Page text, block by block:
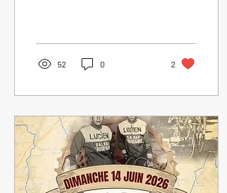
remporter le Tour de France
en 1924, avant de récidiver
en 1925. Pour rendre
et Laurent enfourcheront
leurs magnifiques
Automoto de 1923, prêtes à
relever le défi des mythiques
Strade Bianche et de leurs
chemins de terre exigeants.
52 0 2